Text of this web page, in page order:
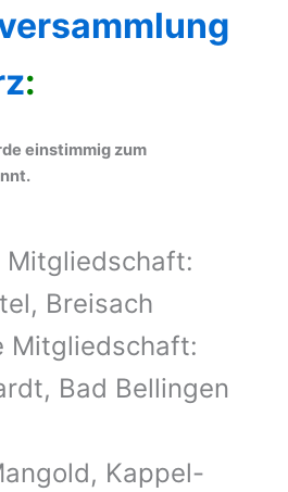
:
einstimmig zum
Mitgliedschaft:
Breisach
Bad Bellingen
Kappel-